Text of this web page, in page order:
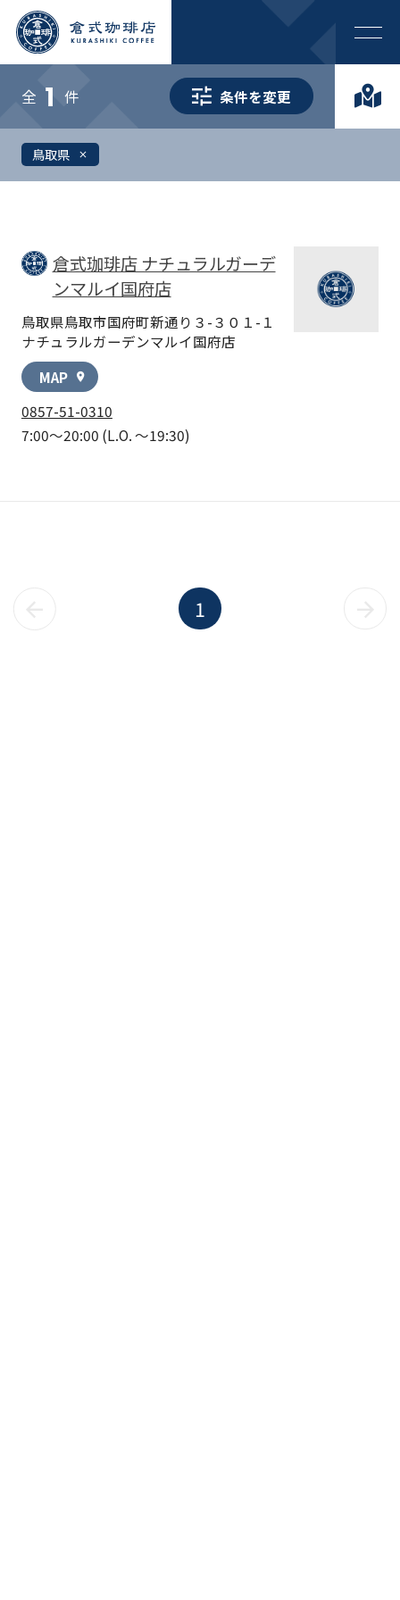
鳥取県 close
全 1 件 条件を変更
倉式珈琲店 ナチュラルガーデ
ンマルイ国府店
鳥取県鳥取市国府町新通り３-３０１-１
ナチュラルガーデンマルイ国府店
MAP
location_on
0857-51-0310
7:00～20:00 (L.O. ～19:30)
1